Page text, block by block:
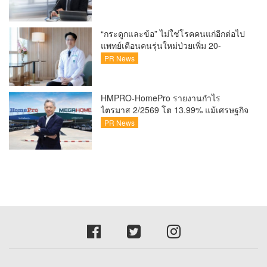
แล้ว
“กระดูกและข้อ” ไม่ใช่โรคคนแก่อีกต่อไป
แพทย์เตือนคนรุ่นใหม่ป่วยเพิ่ม 20-
30% เสี่ยง ‘ข้อเข่าเสื่อมก่อนวัย’ จาก
PR News
HMPRO-HomePro รายงานกำไร
ไตรมาส 2/2569 โต 13.99% แม้เศรษฐกิจ
ผันผวนเดินหน้าขยายสาขา เสริมพอร์ต
PR News